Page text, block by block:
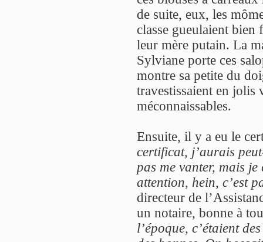
de suite, eux, les
classe gueulaient
leur mère putain. La
Sylviane porte ces
montre sa petite du
travestissaient en jolis
méconnaissables.
Ensuite, il y a eu le
certificat, j’aurais
pas me vanter, mais
attention, hein, c’est
directeur de
un notaire, bonne à
l’époque, c’étaient